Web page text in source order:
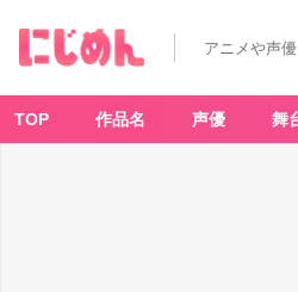
アニメや声
TOP 作品名 声優 舞